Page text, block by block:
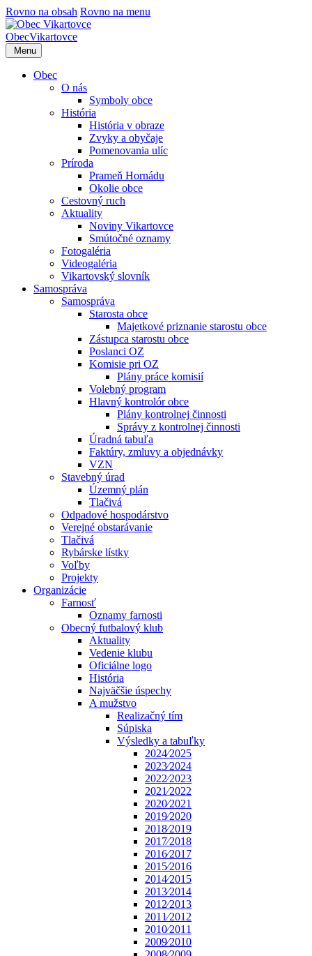
Rovno na obsah Rovno na menu
ObecVikartovce
Menu
Obec
O nás
Symboly obce
História
História v obraze
Zvyky a obyčaje
Pomenovania ulíc
Príroda
Prameň Hornádu
Okolie obce
Cestovný ruch
Aktuality
Noviny Vikartovce
Smútočné oznamy
Fotogaléria
Videogaléria
Vikartovský slovník
Samospráva
Samospráva
Starosta obce
Majetkové priznanie starostu obce
Zástupca starostu obce
Poslanci OZ
Komisie pri OZ
Plány práce komisií
Volebný program
Hlavný kontrolór obce
Plány kontrolnej činnosti
Správy z kontrolnej činnosti
Úradná tabuľa
Faktúry, zmluvy a objednávky
VZN
Stavebný úrad
Územný plán
Tlačivá
Odpadové hospodárstvo
Verejné obstarávanie
Tlačivá
Rybárske lístky
Voľby
Projekty
Organizácie
Farnosť
Oznamy farnosti
Obecný futbalový klub
Aktuality
Vedenie klubu
Oficiálne logo
História
Najväčšie úspechy
A mužstvo
Realizačný tím
Súpiska
Výsledky a tabuľky
2024⁄2025
2023⁄2024
2022⁄2023
2021⁄2022
2020⁄2021
2019⁄2020
2018⁄2019
2017⁄2018
2016⁄2017
2015⁄2016
2014⁄2015
2013⁄2014
2012⁄2013
2011⁄2012
2010⁄2011
2009⁄2010